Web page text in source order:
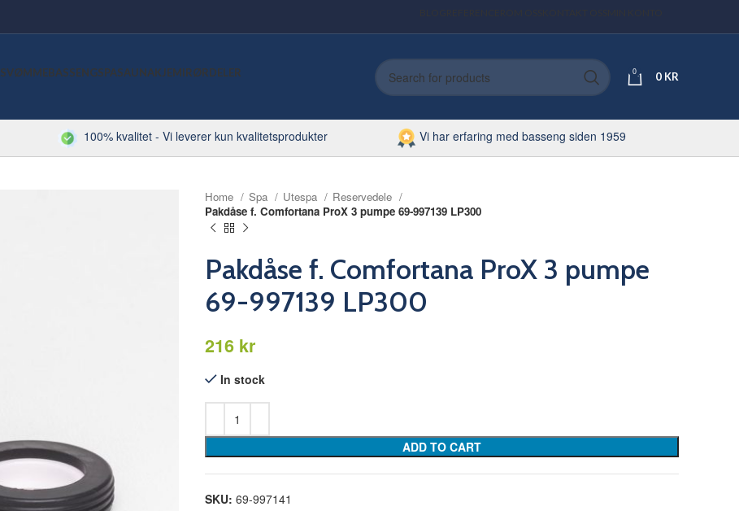
SVØMMEBASSENGSPASAUNAKJEMIRØRDELER 0 0 KR
100% kvalitet - Vi leverer kun kvalitetsprodukter Vi har erfaring med basseng siden 1959
Home Spa Utespa
Reservedele
Pakdåse f. Comfortana ProX 3 pumpe 69-997139 LP300
Pakdåse f. Comfortana ProX 3 pumpe
69-997139 LP300
kr
In stock
ADD TO CART
SKU: 69-997141